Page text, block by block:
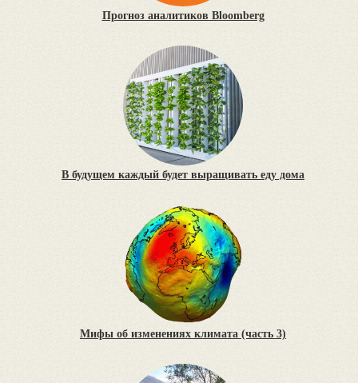
Прогноз аналитиков Bloomberg
В будущем каждый будет выращивать еду дома
Мифы об изменениях климата (часть 3)